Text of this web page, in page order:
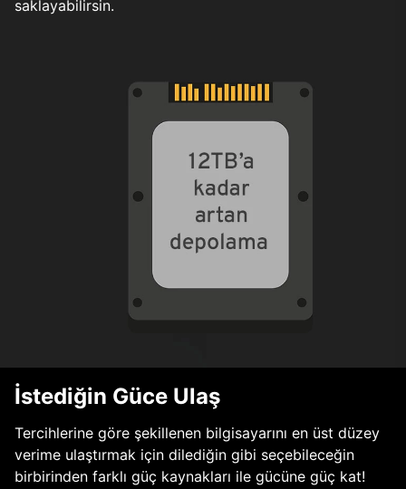
saklayabilirsin.
İstediğin Güce Ulaş
Tercihlerine göre şekillenen bilgisayarını en üst düzey
verime ulaştırmak için dilediğin gibi seçebileceğin
birbirinden farklı güç kaynakları ile gücüne güç kat!